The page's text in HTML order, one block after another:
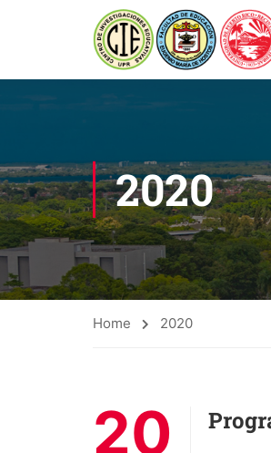
2020
Home 2020
20